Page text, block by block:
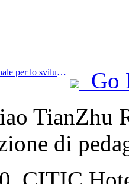
Prev:La Commissione nazionale per lo sviluppo e la riforma ha pubblicato il primo lotto di 49 destinazioni sportive all'aperto di alta qualità
Go
TianZhu
di